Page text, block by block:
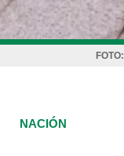
FOTO:
NACIÓN